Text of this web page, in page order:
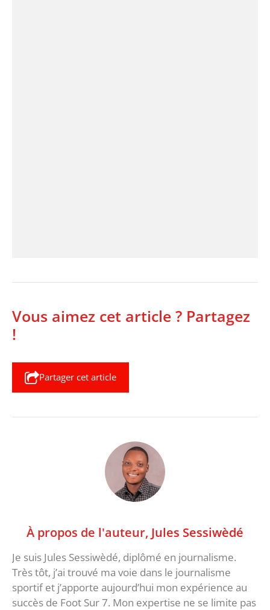
Vous aimez cet article ? Partagez
!
Partager cet article
À propos de l'auteur, Jules Sessiwèdé
Je suis Jules Sessiwèdé, diplômé en journalisme.
Très tôt, j’ai trouvé ma voie dans le journalisme
sportif et j’apporte aujourd’hui mon expérience au
succès de Foot Sur 7. Mon expertise ne se limite pas